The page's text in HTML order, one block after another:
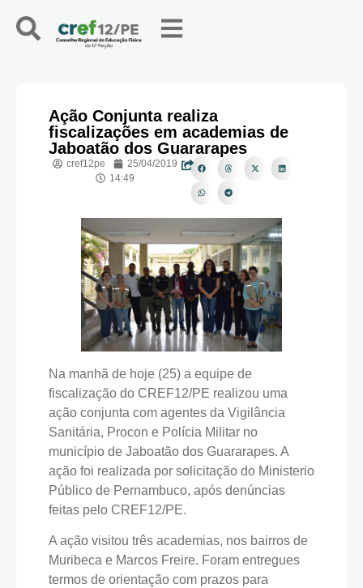
Ação Conjunta realiza
fiscalizações em academias de
Jaboatão dos Guararapes
cref12pe
25/04/2019
14:49
Na manhã de hoje (25) a equipe de
fiscalização do CREF12/PE realizou uma
ação conjunta com agentes da Vigilância
Sanitária, Procon e Polícia Militar no
município de Jaboatão dos Guararapes. A
ação foi realizada por solicitação do Ministerio
Público de Pernambuco, após denúncias
feitas pelo CREF12/PE.
A ação visitou três academias, nos bairros de
Muribeca e Marcos Freire. Foram entregues
termos de orientação com prazos para